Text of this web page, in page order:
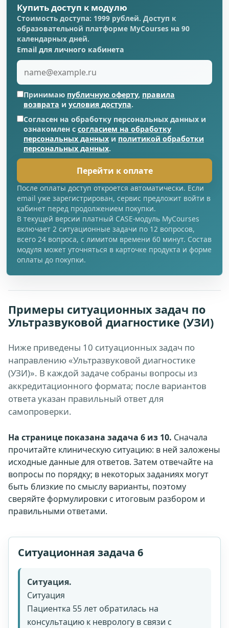
Купить доступ к модулю
Стоимость доступа: 1999 рублей. Доступ к
образовательной платформе MyCourses на 90
календарных дней.
Email для личного кабинета
Принимаю публичную оферту, правила
возврата и условия доступа.
Согласен на обработку персональных данных и
ознакомлен с согласием на обработку
персональных данных и политикой обработки
персональных данных.
Перейти к оплате
После оплаты доступ откроется автоматически. Если
email уже зарегистрирован, сервис предложит войти в
кабинет перед продолжением покупки.
В текущей версии платный CASE-модуль MyCourses
включает 2 ситуационные задачи по 12 вопросов,
всего 24 вопроса, с лимитом времени 60 минут. Состав
модуля может уточняться в карточке продукта и форме
оплаты до покупки.
Примеры ситуационных задач по
Ультразвуковой диагностике (УЗИ)
Ниже приведены 10 ситуационных задач по
направлению «Ультразвуковой диагностике
(УЗИ)». В каждой задаче собраны вопросы из
аккредитационного формата; после вариантов
ответа указан правильный ответ для
самопроверки.
На странице показана задача 6 из 10. Сначала
прочитайте клиническую ситуацию: в ней заложены
исходные данные для ответов. Затем отвечайте на
вопросы по порядку; в некоторых заданиях могут
быть близкие по смыслу варианты, поэтому
сверяйте формулировки с итоговым разбором и
правильными ответами.
Ситуационная задача 6
Ситуация.
Ситуация
Пациентка 55 лет обратилась на
консультацию к неврологу в связи с